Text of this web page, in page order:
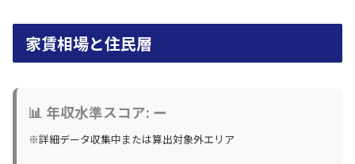
家賃相場と住民層
📊 年収水準スコア: ー
※詳細データ収集中または算出対象外エリア